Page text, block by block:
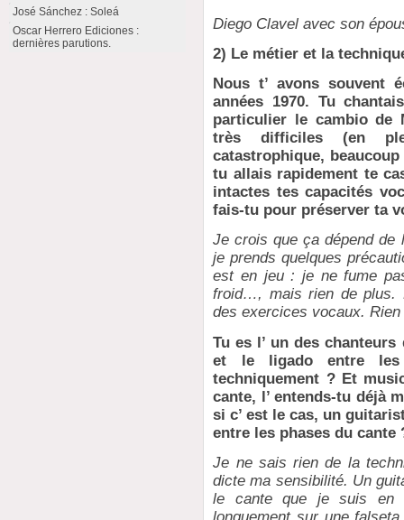
Diego Clavel avec son
2) Le métier et la
Nous t’ avons souvent
années 1970. Tu
particulier le cambio de
très difficiles (en
catastrophique,
tu allais rapidement te
intactes tes capacités
fais-tu pour préserver ta
Je crois que ça dépend de
je prends quelques
est en jeu : je ne fume
froid…, mais rien de plus.
des exercices vocaux.
Tu es l’ un des
et le ligado entre les
techniquement ? Et
cante, l’ entends-tu déjà
si c’ est le cas, un
entre les phases du
Je ne sais rien de la
dicte ma sensibilité. Un
le cante que je suis en
José Sánchez : Soleá
Oscar Herrero Ediciones :
dernières parutions.